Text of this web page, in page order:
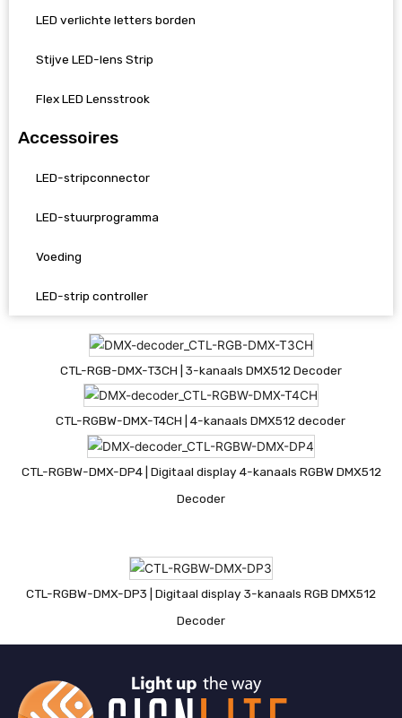
LED verlichte letters borden
Stijve LED-lens Strip
Flex LED Lensstrook
Accessoires
LED-stripconnector
LED-stuurprogramma
Voeding
LED-strip controller
CTL-RGB-DMX-T3CH | 3-kanaals DMX512 Decoder
CTL-RGBW-DMX-T4CH | 4-kanaals DMX512 decoder
CTL-RGBW-DMX-DP4 | Digitaal display 4-kanaals RGBW DMX512
Decoder
CTL-RGBW-DMX-DP3 | Digitaal display 3-kanaals RGB DMX512
Decoder